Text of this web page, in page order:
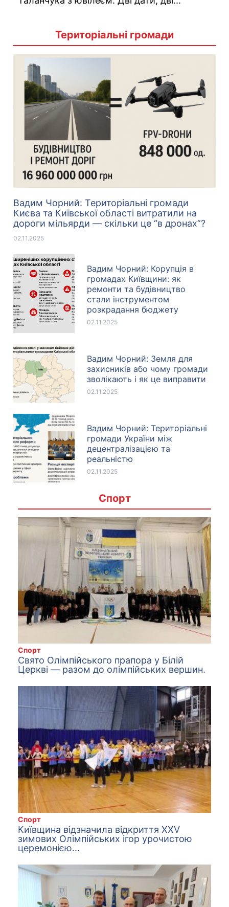
Територіальні громади
Вадим Чорний: Територіальні громади
Києва та Київської області витратили на
дороги мільярди — скільки це “в дронах”?
02.11.2025
Вадим Чорний: Корупція в
громадах Київщини: як
ремонти та будівництво
стали інструментом
розкрадання бюджету
02.11.2025
Вадим Чорний: Земля для
захисників або чому громади
зволікають і як це виправити
02.11.2025
Вадим Чорний: Територіальні
громади України між
децентралізацією та
реальністю
02.11.2025
Спорт
Спорт
Свято Олімпійського прапора у Білій
Церкві — разом до олімпійських вершин.
Спорт
Київщина відзначила відкриття ХХV
зимових Олімпійських ігор урочистою
церемонією...